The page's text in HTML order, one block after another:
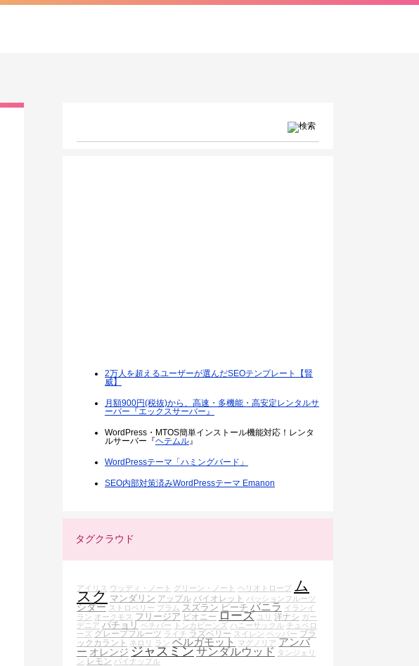
2万人を超えるユーザーが選んだSEOテンプレート【賢
威】
月額900円(税抜)から、高速・多機能・高安定レンタルサ
ーバー『エックスサーバー』
WordPress・MTOS簡単インストール機能対応！レンタ
ルサーバー『ヘテムル』
WordPressテーマ「ハミングバード」
SEO内部対策済みWordPressテーマ Emanon
タグクラウド
アイリス ウッディ・ノート グリーン・ノート ヘリオトロープ ム
スク マンダリン アップル バイオレット パッションフルーツ
シダー ストロベリー プラム スズラン ピーチ バニラ イランイ
ラン オークモス フリージア ピオニー ローズ ユリ 洋ナシ ガー
デニア パチョリ ベチバー トンカビーンズ ハニーサックル チュベロ
ーズ グレープフルーツ ライチ ラズベリー スイレン ペッパー ブラ
ックカラント ネロリ ラン ベルガモット マグノリア アンバ
ー オレンジ ジャスミンサンダルウッド タンジェリ
ン レモン パイナップル